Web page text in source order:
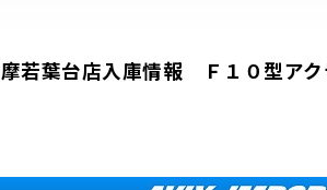
葉台店入庫情報 Ｆ１０型ア